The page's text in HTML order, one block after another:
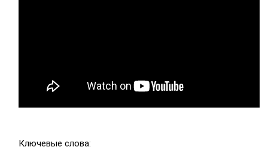
Ключевые слова: